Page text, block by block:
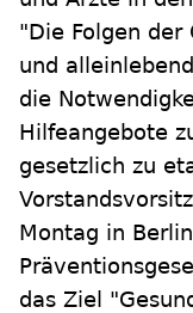
"Die Folgen der
und
die
Hilfeangebote
gesetzlich zu
Montag in
das Ziel